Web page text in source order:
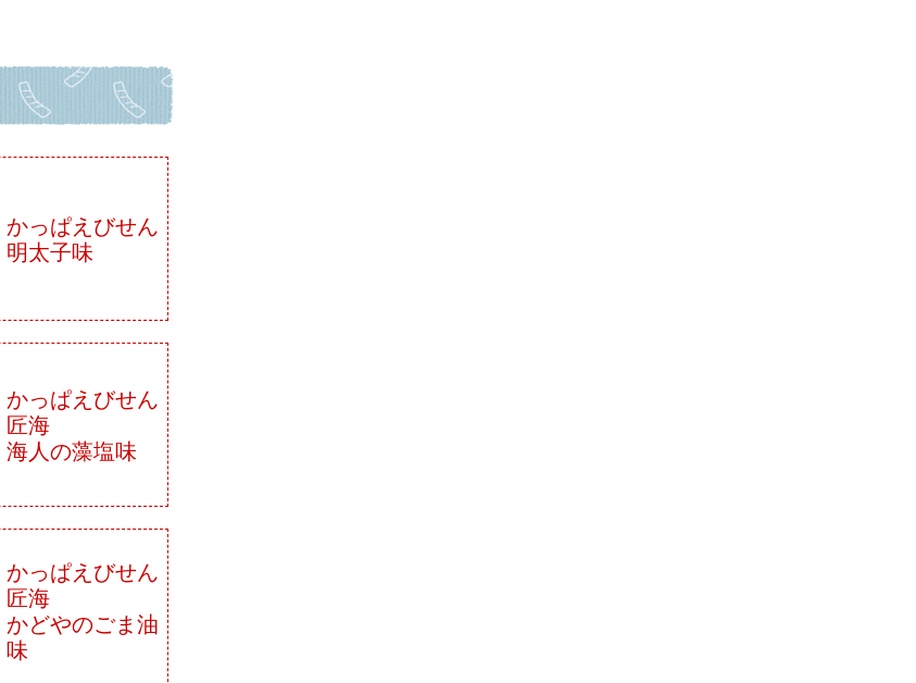
かっぱえびせん
明太子味
かっぱえびせん
匠海
海人の藻塩味
かっぱえびせん
匠海
かどやのごま油
味